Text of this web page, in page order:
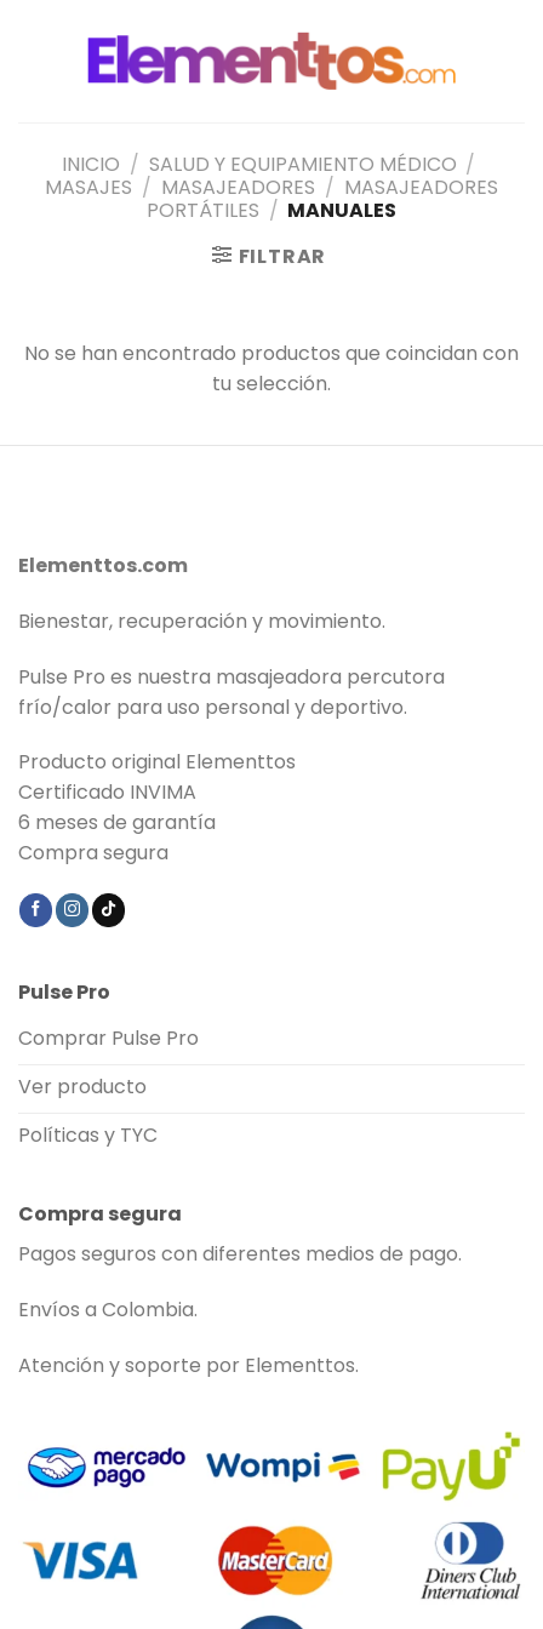
INICIO / SALUD Y EQUIPAMIENTO MÉDICO /
MASAJES / MASAJEADORES / MASAJEADORES
PORTÁTILES / MANUALES
FILTRAR
No se han encontrado productos que coincidan con
tu selección.
Elementtos.com
Bienestar, recuperación y movimiento.
Pulse Pro es nuestra masajeadora percutora
frío/calor para uso personal y deportivo.
Producto original Elementtos
Certificado INVIMA
6 meses de garantía
Compra segura
Pulse Pro
Comprar Pulse Pro
Ver producto
Políticas y TYC
Compra segura
Pagos seguros con diferentes medios de pago.
Envíos a Colombia.
Atención y soporte por Elementtos.